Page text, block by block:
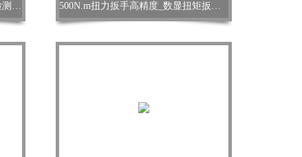
高精度数显测力计_60kg数显压力检测计厂家 500N.m扭力扳手高精度_数显扭矩扳手价格